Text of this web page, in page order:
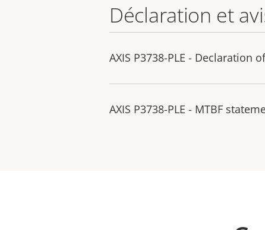
Déclaration et
AXIS P3738-PLE - Declaration
AXIS P3738-PLE - MTBF